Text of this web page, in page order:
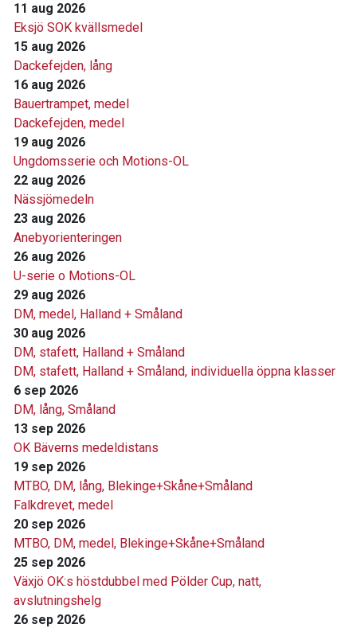
11 aug 2026
Eksjö SOK kvällsmedel
15 aug 2026
Dackefejden, lång
16 aug 2026
Bauertrampet, medel
Dackefejden, medel
19 aug 2026
Ungdomsserie och Motions-OL
22 aug 2026
Nässjömedeln
23 aug 2026
Anebyorienteringen
26 aug 2026
U-serie o Motions-OL
29 aug 2026
DM, medel, Halland + Småland
30 aug 2026
DM, stafett, Halland + Småland
DM, stafett, Halland + Småland, individuella öppna klasser
6 sep 2026
DM, lång, Småland
13 sep 2026
OK Bäverns medeldistans
19 sep 2026
MTBO, DM, lång, Blekinge+Skåne+Småland
Falkdrevet, medel
20 sep 2026
MTBO, DM, medel, Blekinge+Skåne+Småland
25 sep 2026
Växjö OK:s höstdubbel med Pölder Cup, natt,
avslutningshelg
26 sep 2026